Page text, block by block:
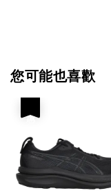
您可能也喜歡